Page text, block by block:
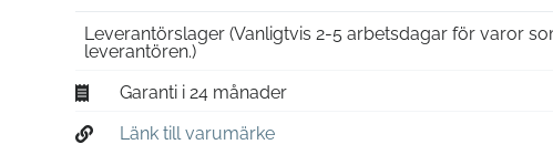
Leverantörslager (Vanligtvis 2-5 arbetsdagar för varor
leverantören.)
Garanti i 24 månader
Länk till varumärke